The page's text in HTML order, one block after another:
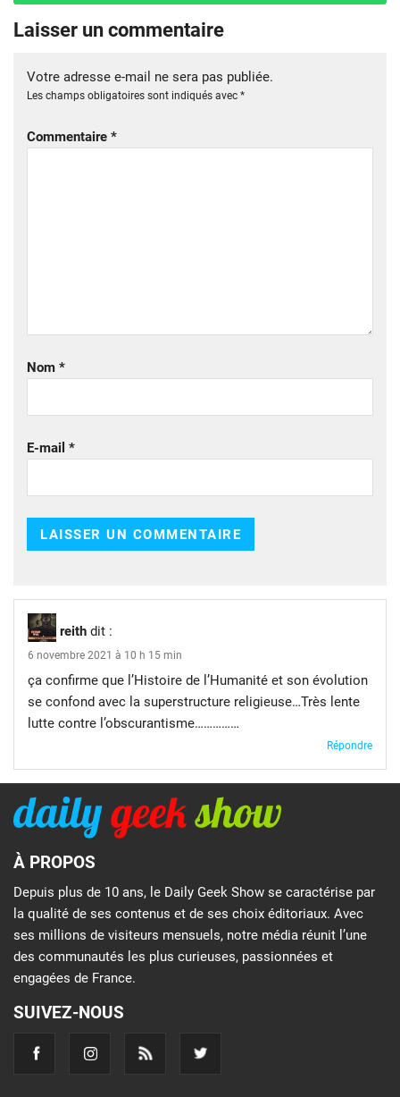
Laisser un commentaire
Votre adresse e-mail ne sera pas publiée.
Les champs obligatoires sont indiqués avec *
Commentaire *
Nom *
E-mail *
reith dit :
6 novembre 2021 à 10 h 15 min
ça confirme que l’Histoire de l’Humanité et son évolution
se confond avec la superstructure religieuse…Très lente
lutte contre l’obscurantisme……………
Répondre
À PROPOS
Depuis plus de 10 ans, le Daily Geek Show se caractérise par
la qualité de ses contenus et de ses choix éditoriaux. Avec
ses millions de visiteurs mensuels, notre média réunit l’une
des communautés les plus curieuses, passionnées et
engagées de France.
SUIVEZ-NOUS